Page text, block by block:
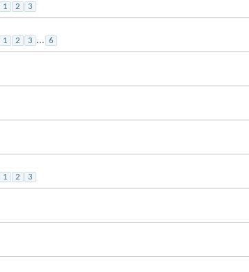
1 2 3
1 2 3 ... 6
1 2 3